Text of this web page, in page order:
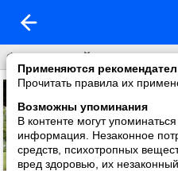
Применяются
Прочитать правила их
Возможны упоминания
В контенте могут
информация. Незаконное
средств, психотропных
вред здоровью, их
Фото со мной